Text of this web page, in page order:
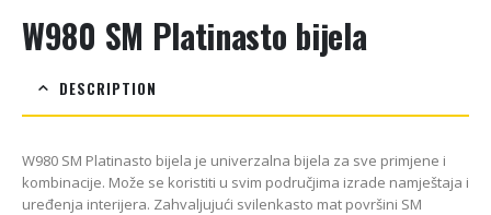
W980 SM Platinasto bijela
DESCRIPTION
W980 SM Platinasto bijela je univerzalna bijela za sve primjene i
kombinacije. Može se koristiti u svim područjima izrade namještaja i
uređenja interijera. Zahvaljujući svilenkasto mat površini SM